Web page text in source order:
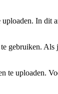
uploaden. In
te gebruiken. Als
te uploaden.